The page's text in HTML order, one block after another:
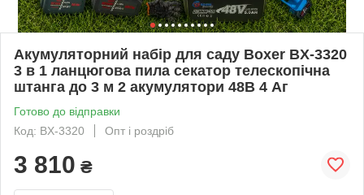
Акумуляторний набір для саду Boxer BX-3320
3 в 1 ланцюгова пила секатор телескопічна
штанга до 3 м 2 акумулятори 48В 4 Аг
Готово до відправки
Код: BX-3320
Опт і роздріб
3 810 ₴